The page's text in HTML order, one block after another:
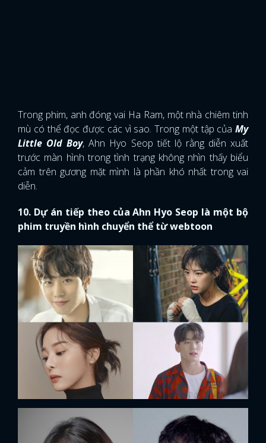
Trong phim, anh đóng vai Ha Ram, một nhà chiêm tinh
mù có thể đọc được các vì sao. Trong một tập của My
Little Old Boy, Ahn Hyo Seop tiết lộ rằng diễn xuất
trước màn hình trong tình trạng không nhìn thấy biểu
cảm trên gương mặt mình là phần khó nhất trong vai
diễn.
10. Dự án tiếp theo của Ahn Hyo Seop là một bộ
phim truyền hình chuyển thể từ webtoon